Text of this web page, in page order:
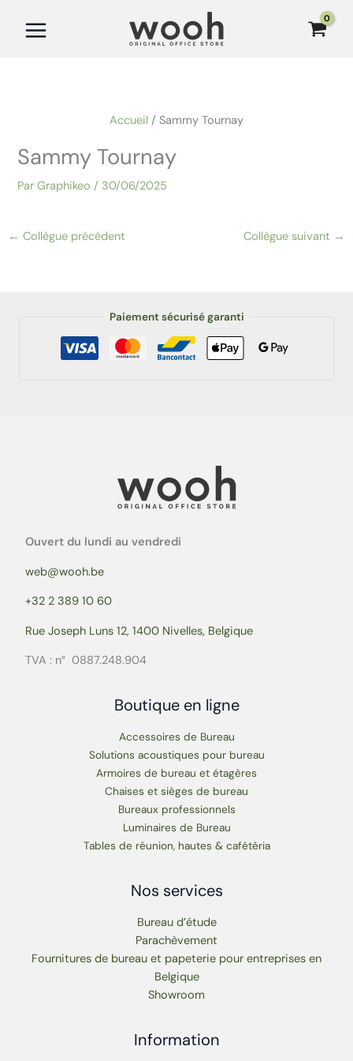
Accueil Sammy Tournay
Sammy Tournay
ParGraphikeo/ 30/06/2025
← Collègue précédent Collègue suivant →
Paiement sécurisé garanti
Ouvert du lundi au vendredi
web@wooh.be
+32 2 389 10 60
Rue Joseph Luns 12, 1400 Nivelles, Belgique
TVA : n° 0887.248.904
Boutique en ligne
Accessoires de Bureau
Solutions acoustiques pour bureau
Armoires de bureau et étagères
Chaises et sièges de bureau
Bureaux professionnels
Luminaires de Bureau
Tables de réunion, hautes & cafétéria
Nos services
Bureau d’étude
Parachèvement
Fournitures de bureau et papeterie pour entreprises en
Belgique
Showroom
Information